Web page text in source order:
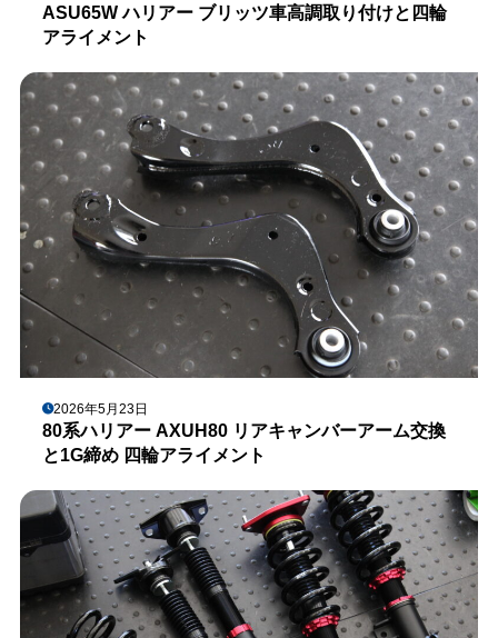
ASU65W ハリアー ブリッツ車高調取り付けと四輪
アライメント
2026年5月23日
80系ハリアー AXUH80 リアキャンバーアーム交換
と1G締め 四輪アライメント